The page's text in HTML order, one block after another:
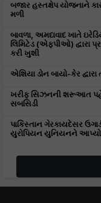
બજાર હસ્તક્ષેપ યોજનાને
મળી
બાવળા, અમદાવાદ ખાતે
લિમિટેડ (એફપીઓ) દ્વારા
કરી ખુશી
એશિયા ડોન બાયો-કેર
ખરીફ સિઝનની શરૂઆત
સબસિડી
પાકિસ્તાન ગેરકાયદેસર
યુરોપિયન યુનિયનને આપ્યો